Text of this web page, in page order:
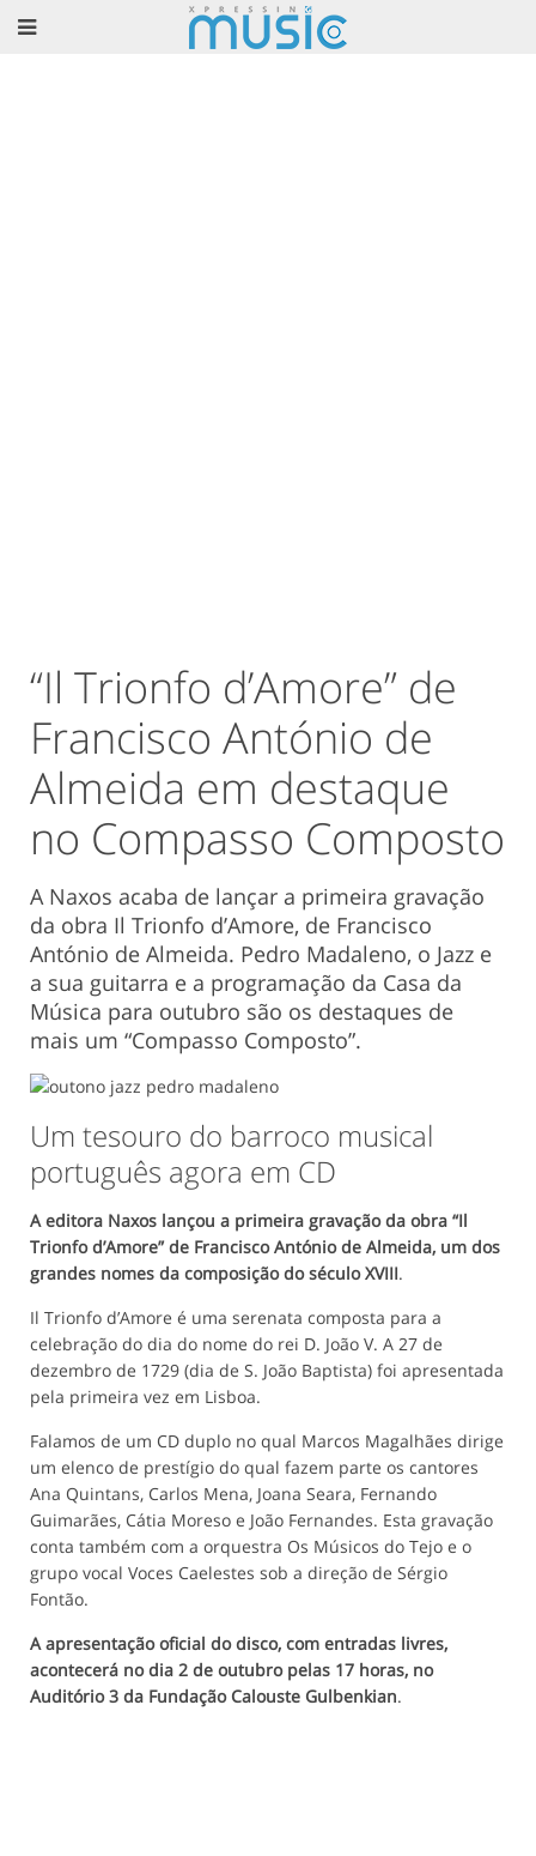
“Il Trionfo d’Amore” de
Francisco António de
Almeida em destaque
no Compasso Composto
A Naxos acaba de lançar a primeira gravação
da obra Il Trionfo d’Amore, de Francisco
António de Almeida. Pedro Madaleno, o Jazz e
a sua guitarra e a programação da Casa da
Música para outubro são os destaques de
mais um “Compasso Composto”.
Um tesouro do barroco musical
português agora em CD
A editora Naxos lançou a primeira gravação da obra “Il
Trionfo d’Amore” de Francisco António de Almeida, um dos
grandes nomes da composição do século XVIII.
Il Trionfo d’Amore é uma serenata composta para a
celebração do dia do nome do rei D. João V. A 27 de
dezembro de 1729 (dia de S. João Baptista) foi apresentada
pela primeira vez em Lisboa.
Falamos de um CD duplo no qual Marcos Magalhães dirige
um elenco de prestígio do qual fazem parte os cantores
Ana Quintans, Carlos Mena, Joana Seara, Fernando
Guimarães, Cátia Moreso e João Fernandes. Esta gravação
conta também com a orquestra Os Músicos do Tejo e o
grupo vocal Voces Caelestes sob a direção de Sérgio
Fontão.
A apresentação oficial do disco, com entradas livres,
acontecerá no dia 2 de outubro pelas 17 horas, no
Auditório 3 da Fundação Calouste Gulbenkian.